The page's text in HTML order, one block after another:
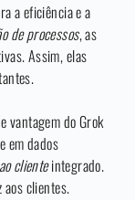
a eficiência e a
de processos, as
Assim, elas
vantagem do Grok
em dados
clienteintegrado.
aos clientes.